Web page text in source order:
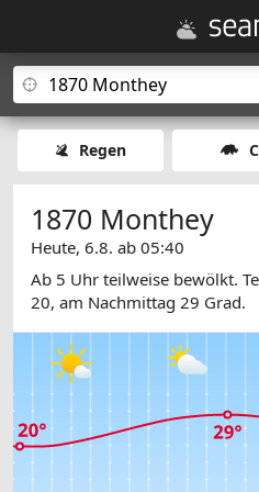
Regen
1870 Monthey
Heute, 6.8. ab 05:40
Ab 5 Uhr teilweise bewölkt.
20, am Nachmittag 29 Grad.